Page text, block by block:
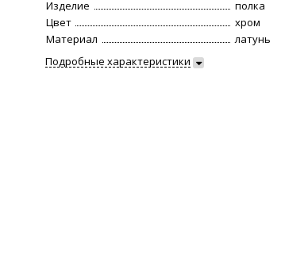
Изделие
полка
Цвет
хром
Материал
латунь
Подробные характеристики